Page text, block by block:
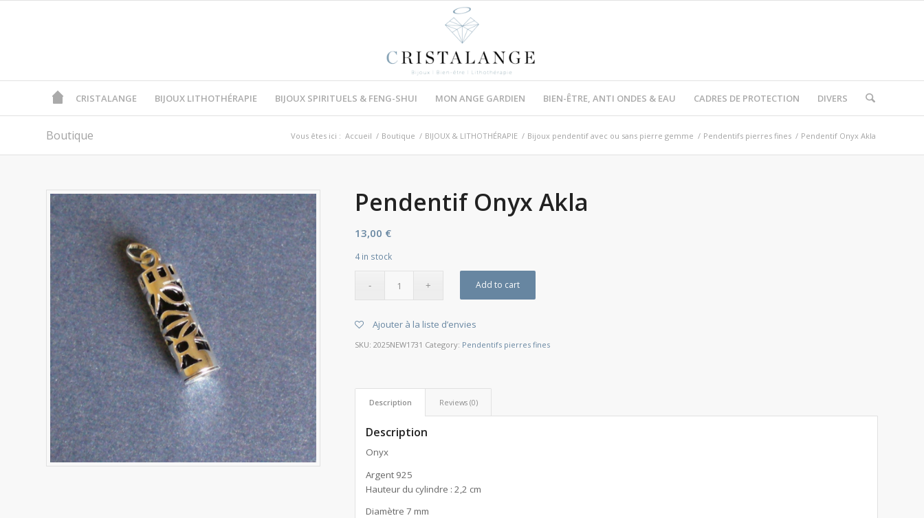
CRISTALANGE BIJOUX LITHOTHÉRAPIE BIJOUX SPIRITUELS & FENG-SHUI MON ANGE GARDIEN BIEN-ÊTRE, ANTI ONDES & EAU CADRES DE PROTECTION DIVERS
Boutique Vous êtes ici : Accueil / Boutique / BIJOUX & LITHOTHÉRAPIE / Bijoux pendentif avec ou sans pierre gemme / Pendentifs pierres fines / Pendentif Onyx Akla
Pendentif Onyx Akla
13,00 €
4 in stock
Add to cart
Ajouter à la liste d’envies
SKU:2025NEW1731 Category: Pendentifs pierres fines
Description Reviews (0)
Description
Onyx
Argent 925
Hauteur du cylindre : 2,2 cm
Diamètre 7 mm